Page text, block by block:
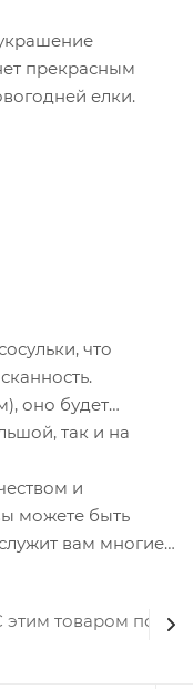
прекрасным
елки.
что
оно будет
так и на
и
можете быть
вам многие
этим товаром